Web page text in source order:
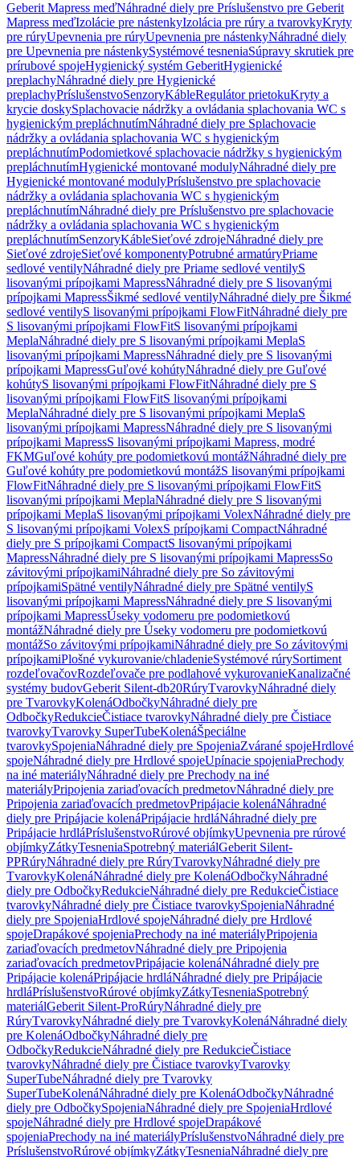
Geberit Mapress meďNáhradné diely pre Príslušenstvo pre Geberit
Mapress meďIzolácie pre nástenkyIzolácia pre rúry a tvarovkyKryty
pre rúryUpevnenia pre rúryUpevnenia pre nástenkyNáhradné diely
pre Upevnenia pre nástenkySystémové tesneniaSúpravy skrutiek pre
prírubové spojeHygienický systém GeberitHygienické
preplachyNáhradné diely pre Hygienické
preplachyPríslušenstvoSenzoryKábleRegulátor prietokuKryty a
krycie doskySplachovacie nádržky a ovládania splachovania WC s
hygienickým prepláchnutímNáhradné diely pre Splachovacie
nádržky a ovládania splachovania WC s hygienickým
prepláchnutímPodomietkové splachovacie nádržky s hygienickým
prepláchnutímHygienické montované modulyNáhradné diely pre
Hygienické montované modulyPríslušenstvo pre splachovacie
nádržky a ovládania splachovania WC s hygienickým
prepláchnutímNáhradné diely pre Príslušenstvo pre splachovacie
nádržky a ovládania splachovania WC s hygienickým
prepláchnutímSenzoryKábleSieťové zdrojeNáhradné diely pre
Sieťové zdrojeSieťové komponentyPotrubné armatúryPriame
sedlové ventilyNáhradné diely pre Priame sedlové ventilyS
lisovanými prípojkami MapressNáhradné diely pre S lisovanými
prípojkami MapressŠikmé sedlové ventilyNáhradné diely pre Šikmé
sedlové ventilyS lisovanými prípojkami FlowFitNáhradné diely pre
S lisovanými prípojkami FlowFitS lisovanými prípojkami
MeplaNáhradné diely pre S lisovanými prípojkami MeplaS
lisovanými prípojkami MapressNáhradné diely pre S lisovanými
prípojkami MapressGuľové kohútyNáhradné diely pre Guľové
kohútyS lisovanými prípojkami FlowFitNáhradné diely pre S
lisovanými prípojkami FlowFitS lisovanými prípojkami
MeplaNáhradné diely pre S lisovanými prípojkami MeplaS
lisovanými prípojkami MapressNáhradné diely pre S lisovanými
prípojkami MapressS lisovanými prípojkami Mapress, modré
FKMGuľové kohúty pre podomietkovú montážNáhradné diely pre
Guľové kohúty pre podomietkovú montážS lisovanými prípojkami
FlowFitNáhradné diely pre S lisovanými prípojkami FlowFitS
lisovanými prípojkami MeplaNáhradné diely pre S lisovanými
prípojkami MeplaS lisovanými prípojkami VolexNáhradné diely pre
S lisovanými prípojkami VolexS prípojkami CompactNáhradné
diely pre S prípojkami CompactS lisovanými prípojkami
MapressNáhradné diely pre S lisovanými prípojkami MapressSo
závitovými prípojkamiNáhradné diely pre So závitovými
prípojkamiSpätné ventilyNáhradné diely pre Spätné ventilyS
lisovanými prípojkami MapressNáhradné diely pre S lisovanými
prípojkami MapressÚseky vodomeru pre podomietkovú
montážNáhradné diely pre Úseky vodomeru pre podomietkovú
montážSo závitovými prípojkamiNáhradné diely pre So závitovými
prípojkamiPlošné vykurovanie/chladenieSystémové rúrySortiment
rozdeľovačovRozdeľovače pre podlahové vykurovanieKanalizačné
systémy budovGeberit Silent-db20RúryTvarovkyNáhradné diely
pre TvarovkyKolenáOdbočkyNáhradné diely pre
OdbočkyRedukcieČistiace tvarovkyNáhradné diely pre Čistiace
tvarovkyTvarovky SuperTubeKolenáŠpeciálne
tvarovkySpojeniaNáhradné diely pre SpojeniaZvárané spojeHrdlové
spojeNáhradné diely pre Hrdlové spojeUpínacie spojeniaPrechody
na iné materiályNáhradné diely pre Prechody na iné
materiályPripojenia zariaďovacích predmetovNáhradné diely pre
Pripojenia zariaďovacích predmetovPripájacie kolenáNáhradné
diely pre Pripájacie kolenáPripájacie hrdláNáhradné diely pre
Pripájacie hrdláPríslušenstvoRúrové objímkyUpevnenia pre rúrové
objímkyZátkyTesneniaSpotrebný materiálGeberit Silent-
PPRúryNáhradné diely pre RúryTvarovkyNáhradné diely pre
TvarovkyKolenáNáhradné diely pre KolenáOdbočkyNáhradné
diely pre OdbočkyRedukcieNáhradné diely pre RedukcieČistiace
tvarovkyNáhradné diely pre Čistiace tvarovkySpojeniaNáhradné
diely pre SpojeniaHrdlové spojeNáhradné diely pre Hrdlové
spojeDrapákové spojeniaPrechody na iné materiályPripojenia
zariaďovacích predmetovNáhradné diely pre Pripojenia
zariaďovacích predmetovPripájacie kolenáNáhradné diely pre
Pripájacie kolenáPripájacie hrdláNáhradné diely pre Pripájacie
hrdláPríslušenstvoRúrové objímkyZátkyTesneniaSpotrebný
materiálGeberit Silent-ProRúryNáhradné diely pre
RúryTvarovkyNáhradné diely pre TvarovkyKolenáNáhradné diely
pre KolenáOdbočkyNáhradné diely pre
OdbočkyRedukcieNáhradné diely pre RedukcieČistiace
tvarovkyNáhradné diely pre Čistiace tvarovkyTvarovky
SuperTubeNáhradné diely pre Tvarovky
SuperTubeKolenáNáhradné diely pre KolenáOdbočkyNáhradné
diely pre OdbočkySpojeniaNáhradné diely pre SpojeniaHrdlové
spojeNáhradné diely pre Hrdlové spojeDrapákové
spojeniaPrechody na iné materiályPríslušenstvoNáhradné diely pre
PríslušenstvoRúrové objímkyZátkyTesneniaNáhradné diely pre